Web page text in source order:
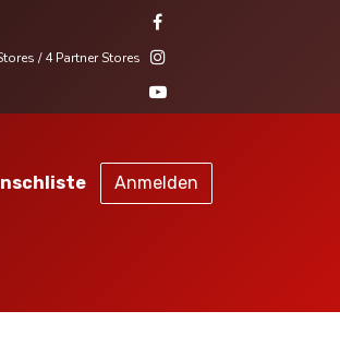
/ 4 Partner Stores
Anmelden